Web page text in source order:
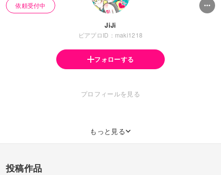
JiJi
ピアプロID：maki1218
依頼受付中
フォローする
プロフィールを見る
もっと見る
投稿作品